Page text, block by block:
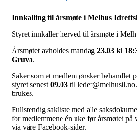
Innkalling til årsmøte i Melhus
Styret innkaller herved til årsmøte i
Årsmøtet avholdes mandag 23.03 kl
Gruva.
Saker som et medlem ønsker behandlet
styret senest 09.03 til
brukes.
Fullstendig sakliste med alle
for medlemmene én uke før årsmøtet
via våre Facebook-sider.